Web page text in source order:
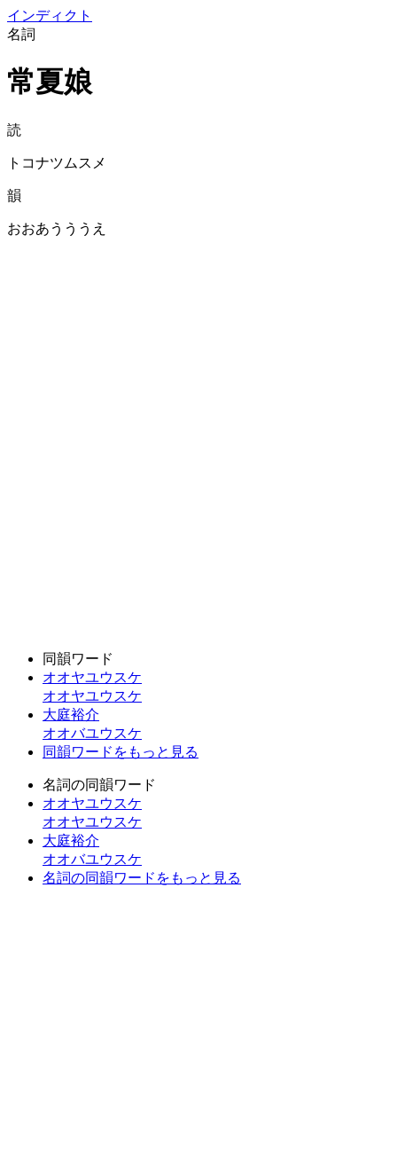
インディクト
名詞
常夏娘
読
トコナツムスメ
韻
おおあうううえ
同韻ワード
オオヤユウスケ
オオヤユウスケ
大庭裕介
オオバユウスケ
同韻ワードをもっと見る
名詞の同韻ワード
オオヤユウスケ
オオヤユウスケ
大庭裕介
オオバユウスケ
名詞の同韻ワードをもっと見る